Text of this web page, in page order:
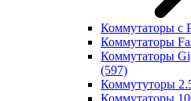
Коммутаторы с
Коммутаторы
Коммутаторы
(597)
Коммутуторы
Коммутаторы